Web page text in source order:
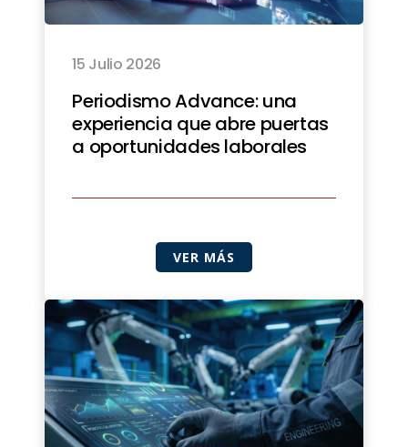
15 Julio 2026
Periodismo Advance: una
experiencia que abre puertas
a oportunidades laborales
VER MÁS